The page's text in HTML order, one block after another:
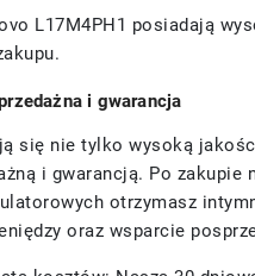
L17M4PH1 posiadają
i gwarancja
się nie tylko wysoką
i gwarancją. Po zakupie
otrzymasz
oraz wsparcie